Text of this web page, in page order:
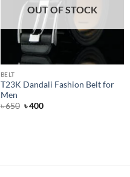
OUT OF STOCK
BELT
T23K Dandali Fashion Belt for
Men
৳650 Original
৳400Current